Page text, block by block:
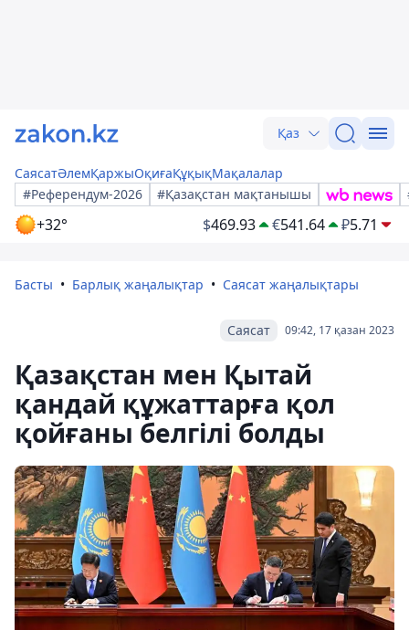
Қаз
СаясатӘлемҚаржыОқиғаҚұқықМақалалар
#Референдум-2026
#Қазақстан мақтанышы
+32° $469.93 €541.64 ₽5.71
Басты Барлық жаңалықтар Саясат жаңалықтары
09:42, 17 қазан 2023
Саясат
Қазақстан мен Қытай
қандай құжаттарға қол
қойғаны белгілі болды